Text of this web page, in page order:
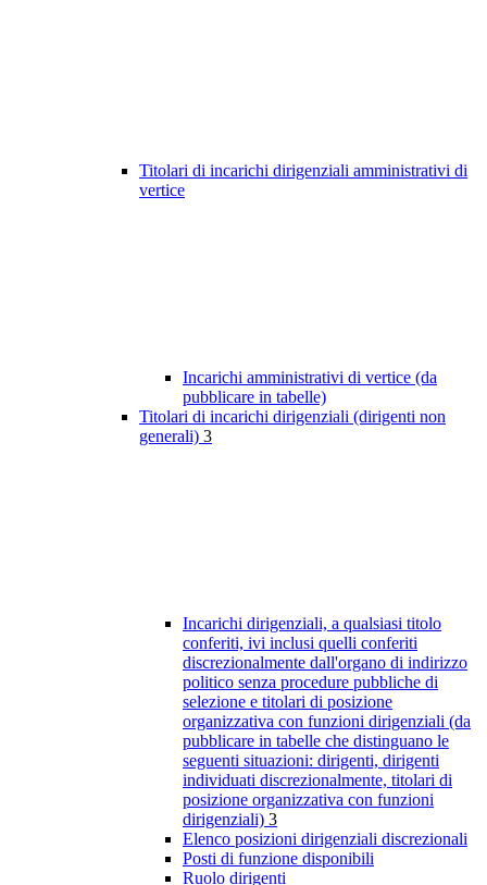
Titolari di incarichi dirigenziali amministrativi di
vertice
Incarichi amministrativi di vertice (da
pubblicare in tabelle)
Titolari di incarichi dirigenziali (dirigenti non
generali) 3
Incarichi dirigenziali, a qualsiasi titolo
conferiti, ivi inclusi quelli conferiti
discrezionalmente dall'organo di indirizzo
politico senza procedure pubbliche di
selezione e titolari di posizione
organizzativa con funzioni dirigenziali (da
pubblicare in tabelle che distinguano le
seguenti situazioni: dirigenti, dirigenti
individuati discrezionalmente, titolari di
posizione organizzativa con funzioni
dirigenziali) 3
Elenco posizioni dirigenziali discrezionali
Posti di funzione disponibili
Ruolo dirigenti